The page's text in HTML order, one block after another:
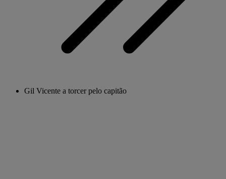
Gil Vicente a torcer pelo capitão